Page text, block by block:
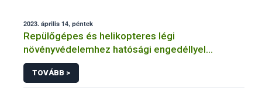
2023. április 14, péntek
Repülőgépes és helikopteres légi
növényvédelemhez hatósági engedéllyel
rendelkező szervezetek
TOVÁBB >